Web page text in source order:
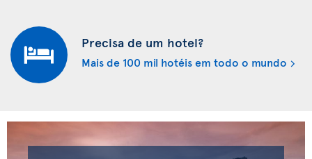
Precisa de um hotel?
Mais de 100 mil hotéis em todo o mundo